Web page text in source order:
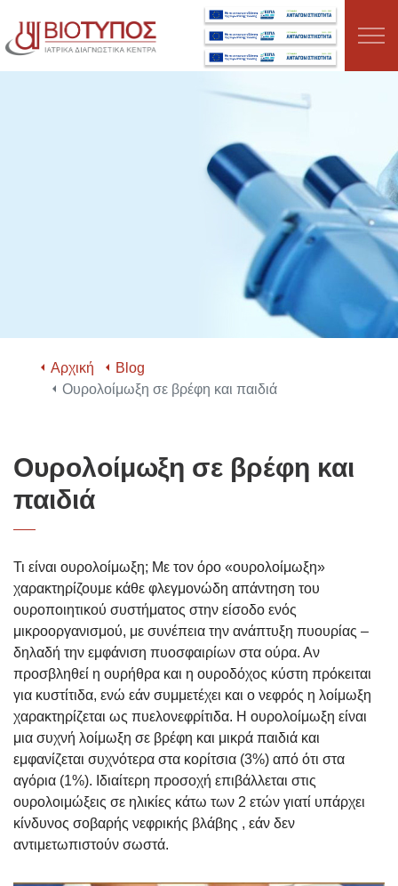
Μετάβαση στο κύριο περιεχόμενο
ΕΥΚΑΙΡΙΕΣ ΚΑΡΙΕΡΑΣ
ΚΛΕΙΣΤΕ ΡΑΝΤΕΒΟΥ
Αρχική
Blog
Ουρολοίμωξη σε βρέφη και παιδιά
Ουρολοίμωξη σε βρέφη και
παιδιά
Τι είναι ουρολοίμωξη; Με τον όρο «ουρολοίμωξη»
χαρακτηρίζουμε κάθε φλεγμονώδη απάντηση του
ουροποιητικού συστήματος στην είσοδο ενός
μικροοργανισμού, με συνέπεια την ανάπτυξη πυουρίας –
δηλαδή την εμφάνιση πυοσφαιρίων στα ούρα. Αν
προσβληθεί η ουρήθρα και η ουροδόχος κύστη πρόκειται
για κυστίτιδα, ενώ εάν συμμετέχει και ο νεφρός η λοίμωξη
χαρακτηρίζεται ως πυελονεφρίτιδα. Η ουρολοίμωξη είναι
μια συχνή λοίμωξη σε βρέφη και μικρά παιδιά και
εμφανίζεται συχνότερα στα κορίτσια (3%) από ότι στα
αγόρια (1%). Ιδιαίτερη προσοχή επιβάλλεται στις
ουρολοιμώξεις σε ηλικίες κάτω των 2 ετών γιατί υπάρχει
κίνδυνος σοβαρής νεφρικής βλάβης , εάν δεν
αντιμετωπιστούν σωστά.